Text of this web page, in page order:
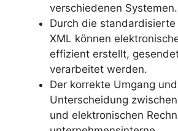
verschiedenen Systemen.
Durch die
XML können
effizient erstellt,
verarbeitet werden.
Der korrekte Umgang
Unterscheidung
und elektronischen